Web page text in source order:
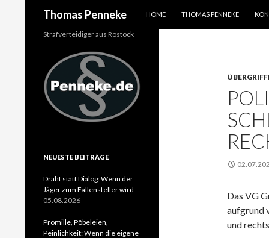
Thomas Penneke
HOME
THOMAS PENNEKE
Das VG
aufgrund
und
Strafverteidiger aus Rostock
NEUESTE BEITRÄGE
Draht statt Dialog: Wenn der
Jäger zum Fallensteller wird
05.08.2026
Promille, Pöbeleien,
Peinlichkeit: Wenn die eigene